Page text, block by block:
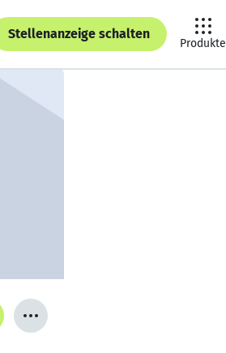
Stellenanzeige schalten
Produkte